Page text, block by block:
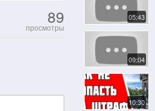
89
просмотры
05:43
09:04
10:30